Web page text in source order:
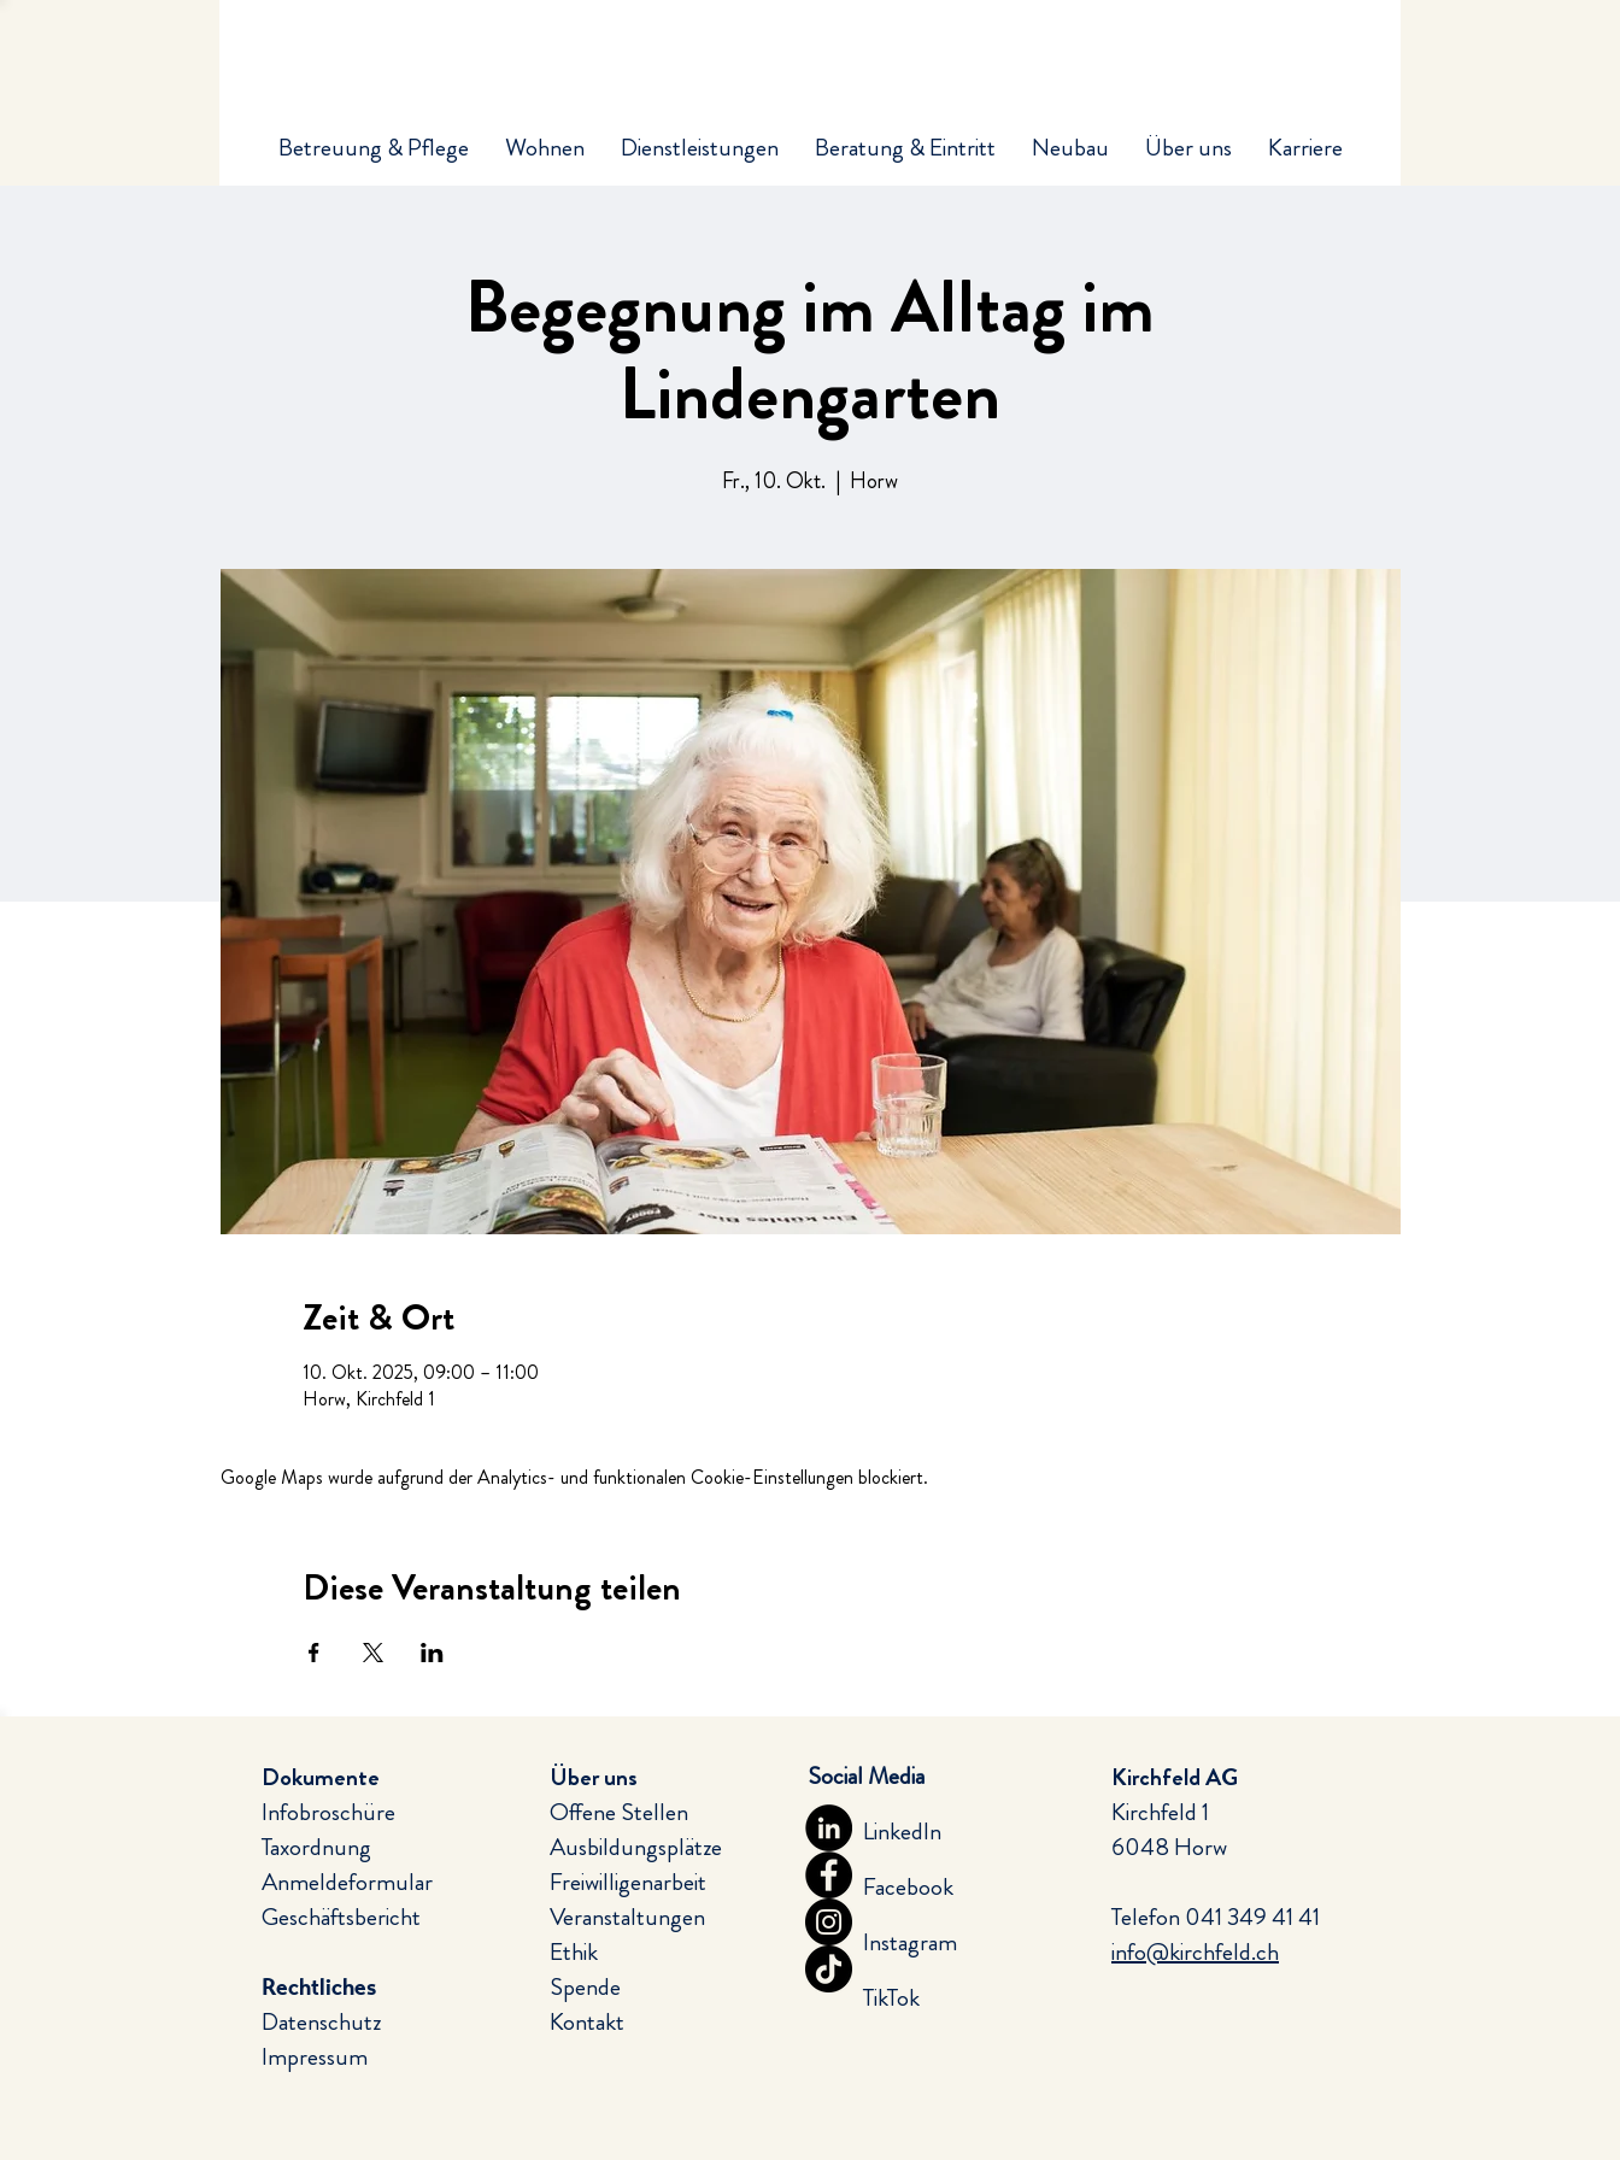
Betreuung & Pflege Wohnen Dienstleistungen Beratung & Eintritt Neubau Über uns Karriere
Begegnung im Alltag im
Lindengarten
Fr., 10. Okt.
  |
Horw
Zeit & Ort
10. Okt. 2025, 09:00 – 11:00
Horw, Kirchfeld 1
Google Maps wurde aufgrund der Analytics- und funktionalen Cookie-Einstellungen blockiert.
Diese Veranstaltung teilen
Dokumente
Infobroschüre
Taxordnung
Anmeldeformular
Geschäftsbericht
Rechtliches
Datenschutz
Impressum
Über uns
Offene Stellen
Ausbildungsplätze
Freiwilligenarbeit
Veranstaltungen
Ethik
Spende
Kontakt
LinkedIn
Facebook
Instagram
TikTok
Social Media
Kirchfeld AG
Kirchfeld 1
6048 Horw
Telefon041 349 41 41
info@kirchfeld.ch